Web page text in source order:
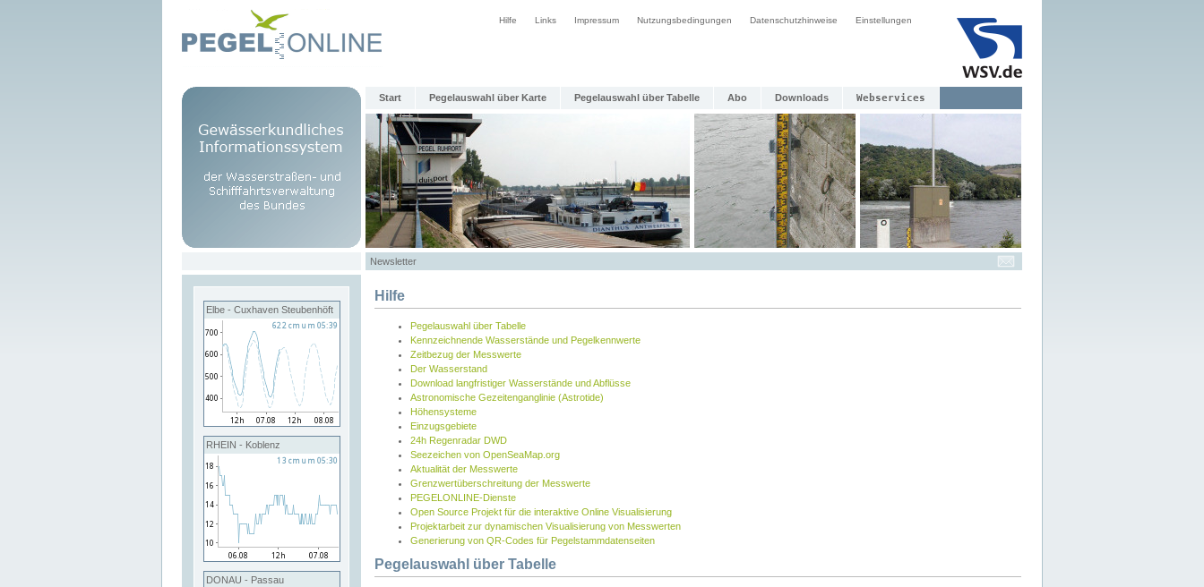
Hilfe Links Impressum Nutzungsbedingungen Datenschutzhinweise Einstellungen
Start Pegelauswahl über Karte Pegelauswahl über Tabelle Abo Downloads Webservices
Newsletter
Elbe - Cuxhaven Steubenhöft
RHEIN - Koblenz
DONAU - Passau
Hilfe
Pegelauswahl über Tabelle
Kennzeichnende Wasserstände und Pegelkennwerte
Zeitbezug der Messwerte
Der Wasserstand
Download langfristiger Wasserstände und Abflüsse
Astronomische Gezeitenganglinie (Astrotide)
Höhensysteme
Einzugsgebiete
24h Regenradar DWD
Seezeichen von OpenSeaMap.org
Aktualität der Messwerte
Grenzwertüberschreitung der Messwerte
PEGELONLINE-Dienste
Open Source Projekt für die interaktive Online Visualisierung
Projektarbeit zur dynamischen Visualisierung von Messwerten
Generierung von QR-Codes für Pegelstammdatenseiten
Pegelauswahl über Tabelle